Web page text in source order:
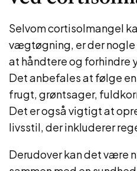
Selvom cortisolmangel
vægtøgning, er der
at håndtere og
Det anbefales at følge
frugt, grøntsager,
Det er også vigtigt at
livsstil, der inkluderer
Derudover kan det være